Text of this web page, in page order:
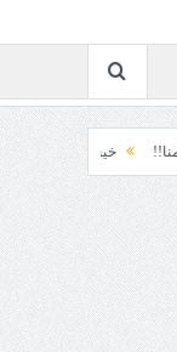
الأولى! خذ